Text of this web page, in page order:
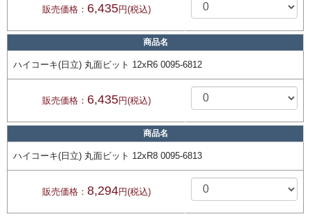
販売価格： 6,435円(税込)
商品名
ハイコーキ(日立) 丸面ビット 12xR6 0095-6812
販売価格： 6,435円(税込)
商品名
ハイコーキ(日立) 丸面ビット 12xR8 0095-6813
販売価格： 8,294円(税込)